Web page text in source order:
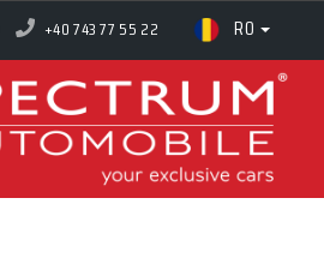
+40 743 77 55 22 RO